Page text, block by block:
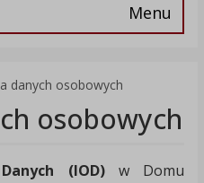
Menu
danych osobowych
osobowych
(IOD)w Domu